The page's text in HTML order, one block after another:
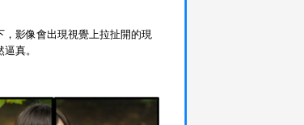
影像會出現視覺上拉扯開的現
真。